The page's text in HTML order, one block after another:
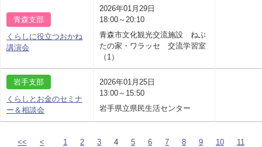
青森支部
くらしに役立つおかね
講演会
2026年01月29日
18:00～20:10
青森市文化観光交流施設 ねぶ
たの家・ワラッセ 交流学習室
（1）
岩手支部
くらしとお金のセミナ
ー＆相談会
2026年01月25日
13:00～15:50
岩手県立県民生活センター
<< < 1 2 3 4 5 6 7 8 9 10
11